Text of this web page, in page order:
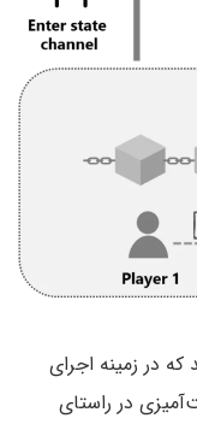
که در زمینه اجرای
در راستای